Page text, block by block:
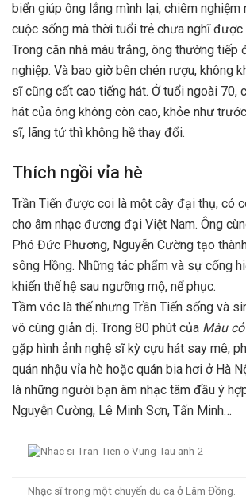
biển giúp ông lắng mình lại, chiêm nghiệm
cuộc sống mà thời tuổi trẻ chưa nghĩ được.
Trong căn nhà màu trắng, ông thường tiếp
nghiệp. Và bao giờ bên chén rượu, không
sĩ cũng cất cao tiếng hát. Ở tuổi ngoài 70,
hát của ông không còn cao, khỏe như
sĩ, lãng tử thì không hề thay đổi.
Thích ngồi vỉa hè
Trần Tiến được coi là một cây đại thụ, có
cho âm nhạc đương đại Việt Nam. Ông
Phó Đức Phương, Nguyễn Cường tạo
sông Hồng. Những tác phẩm và sự cống
khiến thế hệ sau ngưỡng mộ, nể phục.
Tầm vóc là thế nhưng Trần Tiến sống và
vô cùng giản dị. Trong 80 phút của Màu
gặp hình ảnh nghệ sĩ kỳ cựu hát say mê,
quán nhậu vỉa hè hoặc quán bia hơi ở Hà
là những người bạn âm nhạc tâm đầu ý
Nguyễn Cường, Lê Minh Sơn, Tấn Minh…
Nhạc sĩ trong một chuyến du ca ở Lâm Đồng.